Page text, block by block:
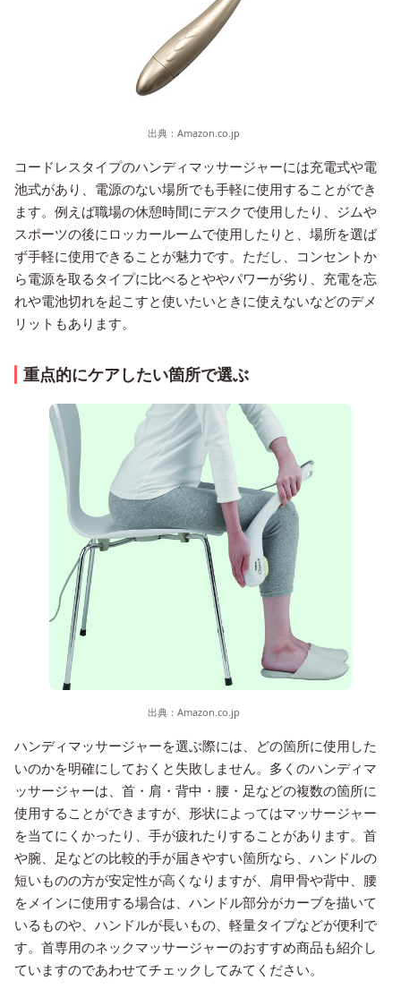
出典： Amazon.co.jp
コードレスタイプのハンディマッサージャーには充電式や電
池式があり、電源のない場所でも手軽に使用することができ
ます。例えば職場の休憩時間にデスクで使用したり、ジムや
スポーツの後にロッカールームで使用したりと、場所を選ば
ず手軽に使用できることが魅力です。ただし、コンセントか
ら電源を取るタイプに比べるとややパワーが劣り、充電を忘
れや電池切れを起こすと使いたいときに使えないなどのデメ
リットもあります。
重点的にケアしたい箇所で選ぶ
出典： Amazon.co.jp
ハンディマッサージャーを選ぶ際には、どの箇所に使用した
いのかを明確にしておくと失敗しません。多くのハンディマ
ッサージャーは、首・肩・背中・腰・足などの複数の箇所に
使用することができますが、形状によってはマッサージャー
を当てにくかったり、手が疲れたりすることがあります。首
や腕、足などの比較的手が届きやすい箇所なら、ハンドルの
短いものの方が安定性が高くなりますが、肩甲骨や背中、腰
をメインに使用する場合は、ハンドル部分がカーブを描いて
いるものや、ハンドルが長いもの、軽量タイプなどが便利で
す。首専用のネックマッサージャーのおすすめ商品も紹介し
ていますのであわせてチェックしてみてください。